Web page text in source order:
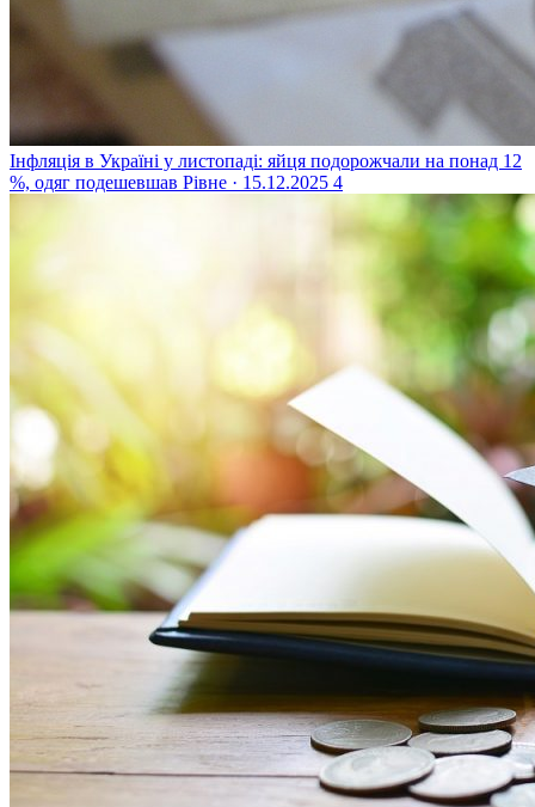
Інфляція в Україні у листопаді: яйця подорожчали на понад 12
%, одяг подешевшав Рівне · 15.12.2025 4